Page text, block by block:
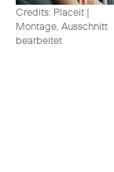
Credits: Placeit |
Montage, Ausschnitt
bearbeitet